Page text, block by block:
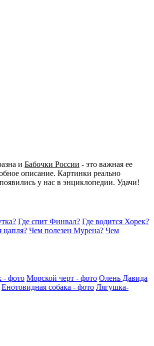
и Бабочки России - это важная ее
описание. Картинки реально
у нас в энциклопедии. Удачи!
Где спит Финвал? Где водится Хорек?
цапля? Чем полезен Мурена? Чем
- фото Морской черт - фото Олень Давида
Енотовидная собака - фото Лягушка-